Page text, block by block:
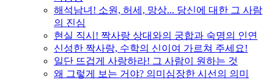
해석남녀! 소원, 허세, 망상... 당신에 대한 그 사람
의 진심
현실 직시! 짝사랑 상대와의 궁합과 숙명의 인연
신성한 짝사랑, 수학의 신이여 가르쳐 주세요!
일단 뜨겁게 사랑하라! 그 사람이 원하는 것
왜 그렇게 보는 거야? 의미심장한 시선의 의미